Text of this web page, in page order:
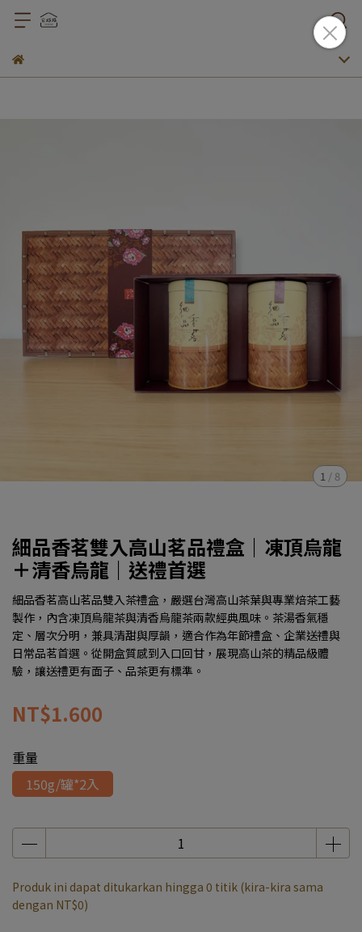
1 / 8
細品香茗雙入高山茗品禮盒｜凍頂烏龍
＋清香烏龍｜送禮首選
細品香茗高山茗品雙入茶禮盒，嚴選台灣高山茶葉與專業焙茶工藝
製作，內含凍頂烏龍茶與清香烏龍茶兩款經典風味。茶湯香氣穩
定、層次分明，兼具清甜與厚韻，適合作為年節禮盒、企業送禮與
日常品茗首選。從開盒質感到入口回甘，展現高山茶的精品級體
驗，讓送禮更有面子、品茶更有標準。
NT$1.600
重量
150g/罐*2入
Produk ini dapat ditukarkan hingga 0 titik (kira-kira sama
dengan NT$0)